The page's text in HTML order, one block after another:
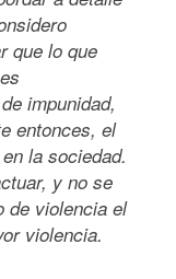
que lo que
impunidad,
entonces, el
la sociedad.
y no se
de violencia el
violencia.